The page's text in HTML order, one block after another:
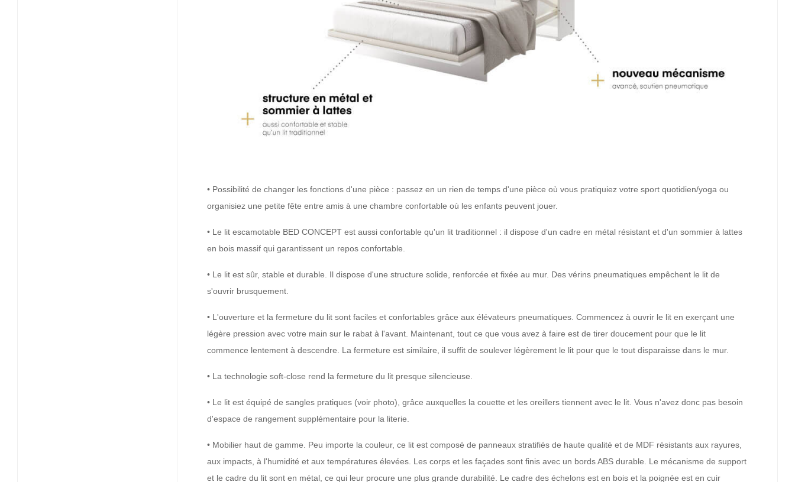
• Possibilité de changer les fonctions d'une pièce : passez en un rien de temps d'une pièce où vous pratiquiez votre sport quotidien/yoga ou
organisiez une petite fête entre amis à une chambre confortable où les enfants peuvent jouer.
• Le lit escamotable BED CONCEPT est aussi confortable qu'un lit traditionnel : il dispose d'un cadre en métal résistant et d'un sommier à lattes
en bois massif qui garantissent un repos confortable.
• Le lit est sûr, stable et durable. Il dispose d'une structure solide, renforcée et fixée au mur. Des vérins pneumatiques empêchent le lit de
s'ouvrir brusquement.
• L'ouverture et la fermeture du lit sont faciles et confortables grâce aux élévateurs pneumatiques. Commencez à ouvrir le lit en exerçant une
légère pression avec votre main sur le rabat à l'avant. Maintenant, tout ce que vous avez à faire est de tirer doucement pour que le lit
commence lentement à descendre. La fermeture est similaire, il suffit de soulever légèrement le lit pour que le tout disparaisse dans le mur.
• La technologie soft-close rend la fermeture du lit presque silencieuse.
• Le lit est équipé de sangles pratiques (voir photo), grâce auxquelles la couette et les oreillers tiennent avec le lit. Vous n'avez donc pas besoin
d'espace de rangement supplémentaire pour la literie.
• Mobilier haut de gamme. Peu importe la couleur, ce lit est composé de panneaux stratifiés de haute qualité et de MDF résistants aux rayures,
aux impacts, à l'humidité et aux températures élevées. Les corps et les façades sont finis avec un bords ABS durable. Le mécanisme de support
et le cadre du lit sont en métal, ce qui leur procure une plus grande durabilité. Le cadre des échelons est en bois et la poignée est en cuir